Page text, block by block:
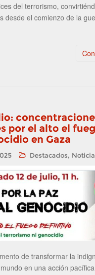
del terrorismo,
desde el comienzo de la
por el alto el
en Gaza
Destacados,
de transformar la
en una acción